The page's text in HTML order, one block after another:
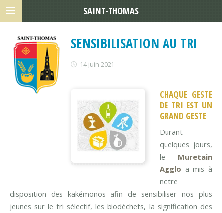
SENSIBILISATION AU TRI
14 juin 2021
CHAQUE GESTE
DE TRI EST UN
GRAND GESTE
Durant
quelques jours,
le Muretain
Agglo a mis à
notre
disposition des kakémonos afin de sensibiliser nos plus
jeunes sur le tri sélectif, les biodéchets, la signification des
SAINT-THOMAS